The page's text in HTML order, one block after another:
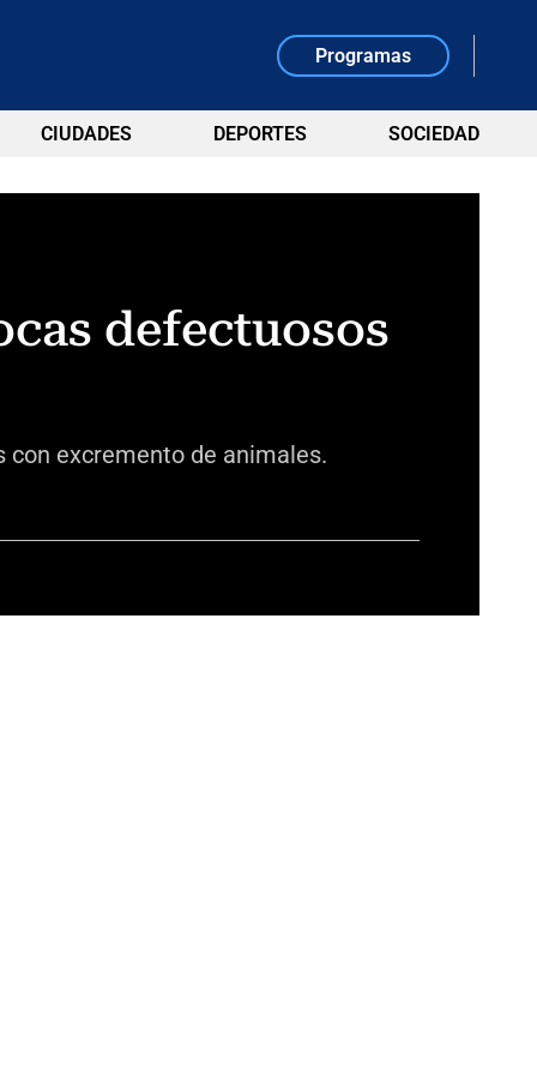
Programas
CIUDADES DEPORTES SOCIEDAD
defectuosos
con excremento de animales.